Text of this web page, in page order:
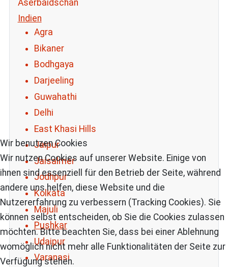
Aserbaidschan
Indien
Agra
Bikaner
Bodhgaya
Darjeeling
Guwahathi
Delhi
East Khasi Hills
Jaipur
Jaisalmer
Jodhpur
Kolkata
Majuli
Pushkar
Udaipur
Varanasi
Wir benutzen Cookies
Wir nutzen Cookies auf unserer Website. Einige von
ihnen sind essenziell für den Betrieb der Seite, während
andere uns helfen, diese Website und die
Nutzererfahrung zu verbessern (Tracking Cookies). Sie
können selbst entscheiden, ob Sie die Cookies zulassen
möchten. Bitte beachten Sie, dass bei einer Ablehnung
womöglich nicht mehr alle Funktionalitäten der Seite zur
Verfügung stehen.